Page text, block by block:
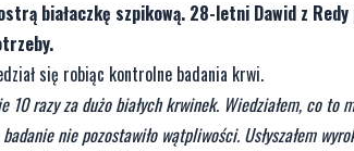
białaczkę szpikową. 28-letni Dawid z
się robiąc kontrolne badania krwi.
10 razy za dużo białych krwinek. Wiedziałem, co to
nie pozostawiło wątpliwości. Usłyszałem